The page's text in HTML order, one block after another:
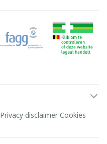
Privacy disclaimer Cookies